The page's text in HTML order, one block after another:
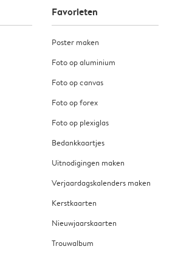
Favorieten
Poster maken
Foto op aluminium
Foto op canvas
Foto op forex
Foto op plexiglas
Bedankkaartjes
Uitnodigingen maken
Verjaardagskalenders maken
Kerstkaarten
Nieuwjaarskaarten
Trouwalbum